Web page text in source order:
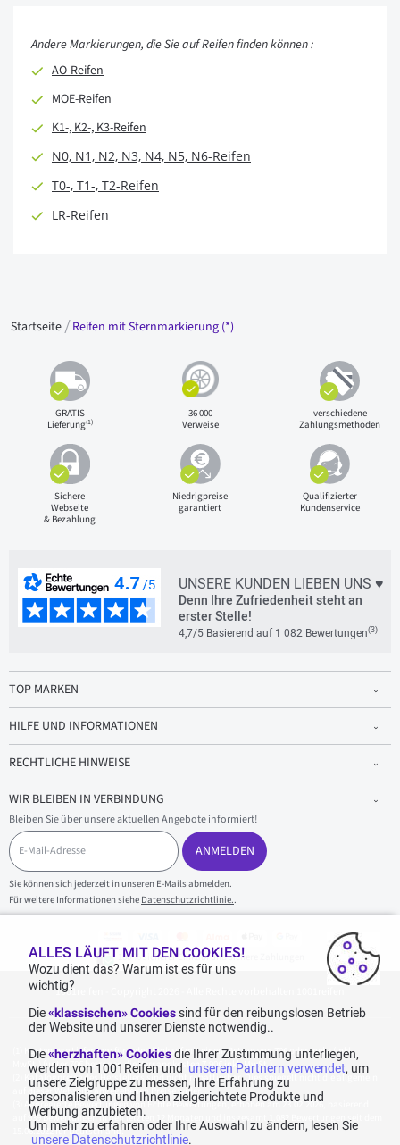
Andere Markierungen, die Sie auf Reifen finden können :
AO-Reifen
MOE-Reifen
K1-, K2-, K3-Reifen
N0, N1, N2, N3, N4, N5, N6-Reifen
T0-, T1-, T2-Reifen
LR-Reifen
Startseite Reifen mit Sternmarkierung (*)
GRATIS
Lieferung(1)
36 000
Verweise
verschiedene
Zahlungsmethoden
Sichere
Webseite
& Bezahlung
Niedrigpreise
garantiert
Qualifizierter
Kundenservice
UNSERE KUNDEN LIEBEN UNS ♥
Denn Ihre Zufriedenheit steht an
erster Stelle!
4,7/5 Basierend auf 1 082 Bewertungen(3)
TOP MARKEN
HILFE UND INFORMATIONEN
RECHTLICHE HINWEISE
WIR BLEIBEN IN VERBINDUNG
Bleiben Sie über unsere aktuellen Angebote informiert!
E
-
M
a
i
l
ANMELDEN
Sie können sich jederzeit in unseren E-Mails abmelden.
Für weitere Informationen siehe Datenschutzrichtlinie..
100 % sicherer Einkauf und sichere Zahlungen
1001reifen - Copyright 2026 - Alle Rechte vorbehalten 1001reifen
Kostenlose Lieferung: für jeden Einkauf mit einem Betrag von 70€ oder mehr (inkl.
MwSt.) (unter 70€ betragen die Versandkosten 7,90€ inkl. MwSt.).
Katalogpreise des Herstellers sind nicht rabattierbar. Dies spiegelt nicht die allgemein
auf dieser Webseite angegebenen Preise wider.
Aggregierte Bewertungen von Echte Bewertungen, erhoben am 23.02.2026, basierend
auf 939 Bewertungen in den letzten 12 Monaten und insgesamt 1.082 Bewertungen seit dem
15.06.2022 für Deutschland.
ALLES LÄUFT MIT DEN COOKIES!
Wozu dient das? Warum ist es für uns
wichtig?
Die«klassischen» Cookiessind für den reibungslosen Betrieb
der Website und unserer Dienste notwendig..
Die«herzhaften» Cookies die Ihrer Zustimmung unterliegen,
werden von 1001Reifen und unseren Partnern verwendet, um
unsere Zielgruppe zu messen, Ihre Erfahrung zu
personalisieren und Ihnen zielgerichtete Produkte und
Werbung anzubieten.
Um mehr zu erfahren oder Ihre Auswahl zu ändern, lesen Sie
unsere Datenschutzrichtlinie.